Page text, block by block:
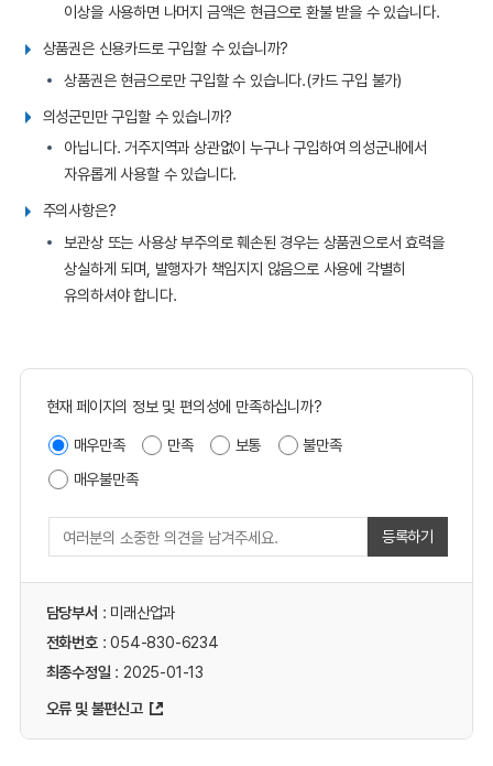
이상을 사용하면 나머지 금액은 현급으로 환불 받을 수 있습니다.
상품권은 신용카드로 구입할 수 있습니까?
상품권은 현금으로만 구입할 수 있습니다.(카드 구입 불가)
의성군민만 구입할 수 있습니까?
아닙니다. 거주지역과 상관없이 누구나 구입하여 의성군내에서
자유롭게 사용할 수 있습니다.
주의사항은?
보관상 또는 사용상 부주의로 훼손된 경우는 상품권으로서 효력을
상실하게 되며, 발행자가 책임지지 않음으로 사용에 각별히
유의하셔야 합니다.
현재 페이지의 정보 및 편의성에 만족하십니까?
매우만족 만족 보통
불만족
매우불만족
등록하기
담당부서 : 미래산업과
전화번호: 054-830-6234
최종수정일 : 2025-01-13
오류 및 불편신고